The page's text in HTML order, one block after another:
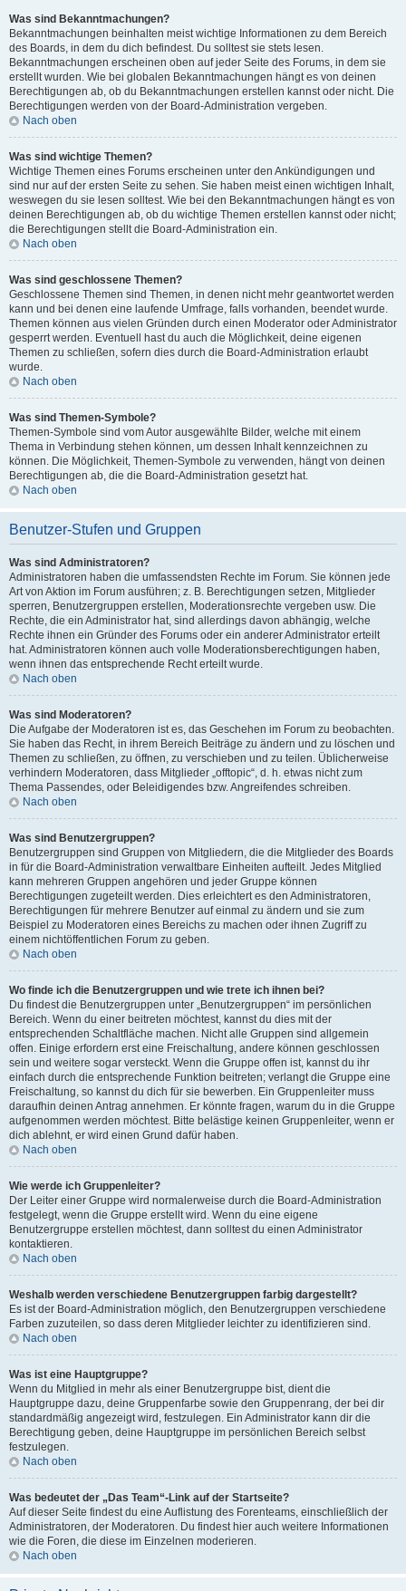
Was sind Bekanntmachungen?
Bekanntmachungen beinhalten meist wichtige Informationen zu dem Bereich
des Boards, in dem du dich befindest. Du solltest sie stets lesen.
Bekanntmachungen erscheinen oben auf jeder Seite des Forums, in dem sie
erstellt wurden. Wie bei globalen Bekanntmachungen hängt es von deinen
Berechtigungen ab, ob du Bekanntmachungen erstellen kannst oder nicht. Die
Berechtigungen werden von der Board-Administration vergeben.
Nach oben
Was sind wichtige Themen?
Wichtige Themen eines Forums erscheinen unter den Ankündigungen und
sind nur auf der ersten Seite zu sehen. Sie haben meist einen wichtigen Inhalt,
weswegen du sie lesen solltest. Wie bei den Bekanntmachungen hängt es von
deinen Berechtigungen ab, ob du wichtige Themen erstellen kannst oder nicht;
die Berechtigungen stellt die Board-Administration ein.
Nach oben
Was sind geschlossene Themen?
Geschlossene Themen sind Themen, in denen nicht mehr geantwortet werden
kann und bei denen eine laufende Umfrage, falls vorhanden, beendet wurde.
Themen können aus vielen Gründen durch einen Moderator oder Administrator
gesperrt werden. Eventuell hast du auch die Möglichkeit, deine eigenen
Themen zu schließen, sofern dies durch die Board-Administration erlaubt
wurde.
Nach oben
Was sind Themen-Symbole?
Themen-Symbole sind vom Autor ausgewählte Bilder, welche mit einem
Thema in Verbindung stehen können, um dessen Inhalt kennzeichnen zu
können. Die Möglichkeit, Themen-Symbole zu verwenden, hängt von deinen
Berechtigungen ab, die die Board-Administration gesetzt hat.
Nach oben
Benutzer-Stufen und Gruppen
Was sind Administratoren?
Administratoren haben die umfassendsten Rechte im Forum. Sie können jede
Art von Aktion im Forum ausführen; z. B. Berechtigungen setzen, Mitglieder
sperren, Benutzergruppen erstellen, Moderationsrechte vergeben usw. Die
Rechte, die ein Administrator hat, sind allerdings davon abhängig, welche
Rechte ihnen ein Gründer des Forums oder ein anderer Administrator erteilt
hat. Administratoren können auch volle Moderationsberechtigungen haben,
wenn ihnen das entsprechende Recht erteilt wurde.
Nach oben
Was sind Moderatoren?
Die Aufgabe der Moderatoren ist es, das Geschehen im Forum zu beobachten.
Sie haben das Recht, in ihrem Bereich Beiträge zu ändern und zu löschen und
Themen zu schließen, zu öffnen, zu verschieben und zu teilen. Üblicherweise
verhindern Moderatoren, dass Mitglieder „offtopic“, d. h. etwas nicht zum
Thema Passendes, oder Beleidigendes bzw. Angreifendes schreiben.
Nach oben
Was sind Benutzergruppen?
Benutzergruppen sind Gruppen von Mitgliedern, die die Mitglieder des Boards
in für die Board-Administration verwaltbare Einheiten aufteilt. Jedes Mitglied
kann mehreren Gruppen angehören und jeder Gruppe können
Berechtigungen zugeteilt werden. Dies erleichtert es den Administratoren,
Berechtigungen für mehrere Benutzer auf einmal zu ändern und sie zum
Beispiel zu Moderatoren eines Bereichs zu machen oder ihnen Zugriff zu
einem nichtöffentlichen Forum zu geben.
Nach oben
Wo finde ich die Benutzergruppen und wie trete ich ihnen bei?
Du findest die Benutzergruppen unter „Benutzergruppen“ im persönlichen
Bereich. Wenn du einer beitreten möchtest, kannst du dies mit der
entsprechenden Schaltfläche machen. Nicht alle Gruppen sind allgemein
offen. Einige erfordern erst eine Freischaltung, andere können geschlossen
sein und weitere sogar versteckt. Wenn die Gruppe offen ist, kannst du ihr
einfach durch die entsprechende Funktion beitreten; verlangt die Gruppe eine
Freischaltung, so kannst du dich für sie bewerben. Ein Gruppenleiter muss
daraufhin deinen Antrag annehmen. Er könnte fragen, warum du in die Gruppe
aufgenommen werden möchtest. Bitte belästige keinen Gruppenleiter, wenn er
dich ablehnt, er wird einen Grund dafür haben.
Nach oben
Wie werde ich Gruppenleiter?
Der Leiter einer Gruppe wird normalerweise durch die Board-Administration
festgelegt, wenn die Gruppe erstellt wird. Wenn du eine eigene
Benutzergruppe erstellen möchtest, dann solltest du einen Administrator
kontaktieren.
Nach oben
Weshalb werden verschiedene Benutzergruppen farbig dargestellt?
Es ist der Board-Administration möglich, den Benutzergruppen verschiedene
Farben zuzuteilen, so dass deren Mitglieder leichter zu identifizieren sind.
Nach oben
Was ist eine Hauptgruppe?
Wenn du Mitglied in mehr als einer Benutzergruppe bist, dient die
Hauptgruppe dazu, deine Gruppenfarbe sowie den Gruppenrang, der bei dir
standardmäßig angezeigt wird, festzulegen. Ein Administrator kann dir die
Berechtigung geben, deine Hauptgruppe im persönlichen Bereich selbst
festzulegen.
Nach oben
Was bedeutet der „Das Team“-Link auf der Startseite?
Auf dieser Seite findest du eine Auflistung des Forenteams, einschließlich der
Administratoren, der Moderatoren. Du findest hier auch weitere Informationen
wie die Foren, die diese im Einzelnen moderieren.
Nach oben